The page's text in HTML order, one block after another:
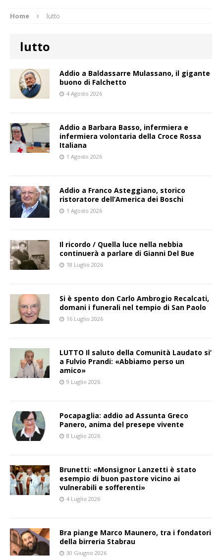
Home lutto
lutto
​Addio a Baldassarre Mulassano, il gigante
buono di Falchetto
4 Agosto 2026
Addio a Barbara Basso, infermiera e
infermiera volontaria della Croce Rossa
Italiana
1 Agosto 2026
Addio a Franco Asteggiano, storico
ristoratore dell’America dei Boschi
1 Agosto 2026
Il ricordo / Quella luce nella nebbia
continuerà a parlare di Gianni Del Bue
18 Luglio 2026
Si è spento don Carlo Ambrogio Recalcati,
domani i funerali nel tempio di San Paolo
16 Luglio 2026
LUTTO Il saluto della Comunità Laudato si’
a Fulvio Prandi: «Abbiamo perso un
amico»
9 Luglio 2026
Pocapaglia: addio ad Assunta Greco
Panero, anima del presepe vivente
8 Luglio 2026
Brunetti: «Monsignor Lanzetti è stato
esempio di buon pastore vicino ai
vulnerabili e sofferenti»
4 Luglio 2026
Bra piange Marco Maunero, tra i fondatori
della birreria Stabrau
30 Giugno 2026